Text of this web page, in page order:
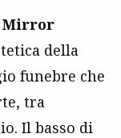
Mirror
della
funebre che
tra
Il basso di